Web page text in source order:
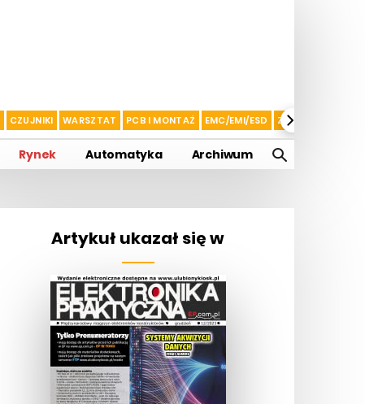
CZUJNIKI WARSZTAT PCB I MONTAŻ EMC/EMI/ESD ZASILANIE I
Rynek Automatyka Archiwum
Artykuł ukazał się w